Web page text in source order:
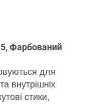
, Фарбований
для
внутрішніх
стики,